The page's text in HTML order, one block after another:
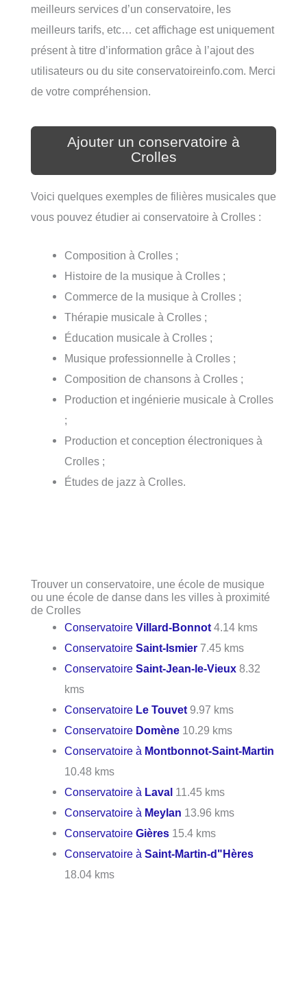
meilleurs services d’un conservatoire, les
meilleurs tarifs, etc… cet affichage est uniquement
présent à titre d’information grâce à l’ajout des
utilisateurs ou du site conservatoireinfo.com. Merci
de votre compréhension.
Ajouter un conservatoire à
Crolles
Voici quelques exemples de filières musicales que
vous pouvez étudier ai conservatoire à Crolles :
Composition à Crolles ;
Histoire de la musique à Crolles ;
Commerce de la musique à Crolles ;
Thérapie musicale à Crolles ;
Éducation musicale à Crolles ;
Musique professionnelle à Crolles ;
Composition de chansons à Crolles ;
Production et ingénierie musicale à Crolles
;
Production et conception électroniques à
Crolles ;
Études de jazz à Crolles.
Trouver un conservatoire, une école de musique
ou une école de danse dans les villes à proximité
de Crolles
ConservatoireVillard-Bonnot 4.14 kms
ConservatoireSaint-Ismier 7.45 kms
ConservatoireSaint-Jean-le-Vieux 8.32
kms
Conservatoire Le Touvet 9.97 kms
Conservatoire Domène 10.29 kms
Conservatoire à Montbonnot-Saint-Martin
10.48 kms
Conservatoire à Laval 11.45 kms
Conservatoire à Meylan 13.96 kms
ConservatoireGières 15.4 kms
Conservatoire àSaint-Martin-d"Hères
18.04 kms